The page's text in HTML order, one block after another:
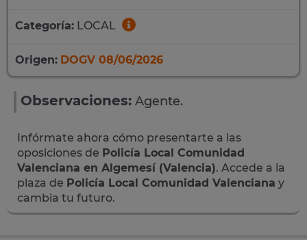
Categoría: LOCAL
Origen: DOGV 08/06/2026
Observaciones: Agente.
Infórmate ahora cómo presentarte a las
oposiciones de Policía Local Comunidad
Valenciana en Algemesí (Valencia). Accede a la
plaza de Policía Local Comunidad Valenciana y
cambia tu futuro.